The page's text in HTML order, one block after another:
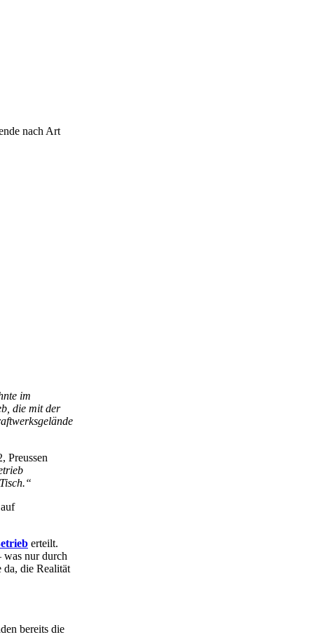
nach Art
im
die mit der
Preussen
erteilt.
was nur durch
die Realität
bereits die